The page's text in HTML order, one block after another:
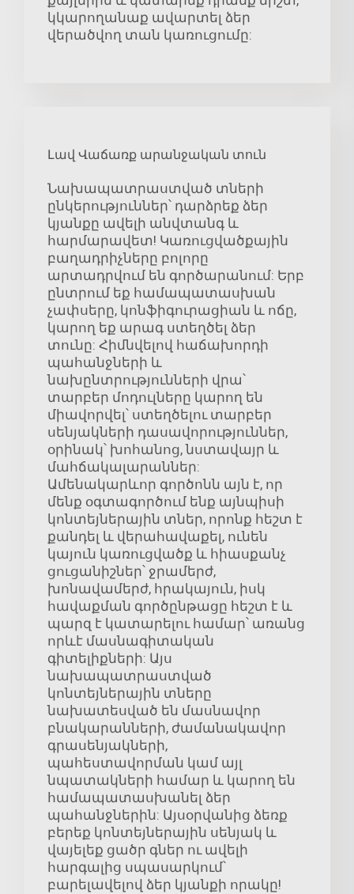
կկարողանաք ավարտել ձեր
վերածվող տան կառուցումը:
Լավ Վաճառք արանջական տուն
Նախապատրաստված տների
ընկերություններ՝ դարձրեք ձեր
կյանքը ավելի անվտանգ և
հարմարավետ! Կառուցվածքային
բաղադրիչները բոլորը
արտադրվում են գործարանում: Երբ
ընտրում եք համապատասխան
չափսերը, կոնֆիգուրացիան և ոճը,
կարող եք արագ ստեղծել ձեր
տունը: Հիմնվելով հաճախորդի
պահանջների և
նախընտրությունների վրա՝
տարբեր մոդուլները կարող են
միավորվել՝ ստեղծելու տարբեր
սենյակների դասավորություններ,
օրինակ՝ խոհանոց, նստավայր և
մահճակալարաններ:
Ամենակարևոր գործոնն այն է, որ
մենք օգտագործում ենք այնպիսի
կոնտեյներային տներ, որոնք հեշտ է
քանդել և վերահավաքել, ունեն
կայուն կառուցվածք և հիասքանչ
ցուցանիշներ՝ ջրամերժ,
խոնավամերժ, հրակայուն, իսկ
հավաքման գործընթացը հեշտ է և
պարզ է կատարելու համար՝ առանց
որևէ մասնագիտական
գիտելիքների: Այս
նախապատրաստված
կոնտեյներային տները
նախատեսված են մասնավոր
բնակարանների, ժամանակավոր
գրասենյակների,
պահեստավորման կամ այլ
նպատակների համար և կարող են
համապատասխանել ձեր
պահանջներին: Այսօրվանից ձեռք
բերեք կոնտեյներային սենյակ և
վայելեք ցածր գներ ու ավելի
հարգալից սպասարկում՝
բարելավելով ձեր կյանքի որակը!